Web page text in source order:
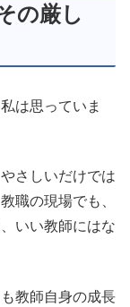
の厳し
は思っていま
さしいだけでは
職の現場でも、
いい教師にはな
教師自身の成長